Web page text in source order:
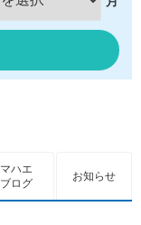
マハエ
ブログ
お知らせ